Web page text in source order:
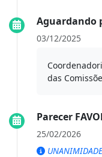
Aguardando
03/12/2025
das
Parecer
25/02/2026
UNANIMIDADE